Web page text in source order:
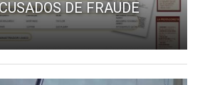
DE FRAUDE